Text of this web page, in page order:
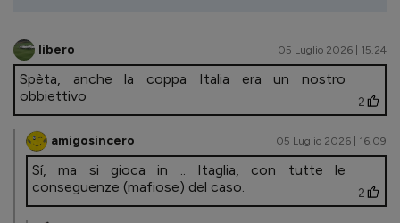
libero 05 Luglio 2026 | 15.24
Spèta, anche la coppa Italia era un nostro
obbiettivo
2
amigosincero 05 Luglio 2026 | 16.09
Sí, ma si gioca in .. Itaglia, con tutte le
conseguenze (mafiose) del caso.
2